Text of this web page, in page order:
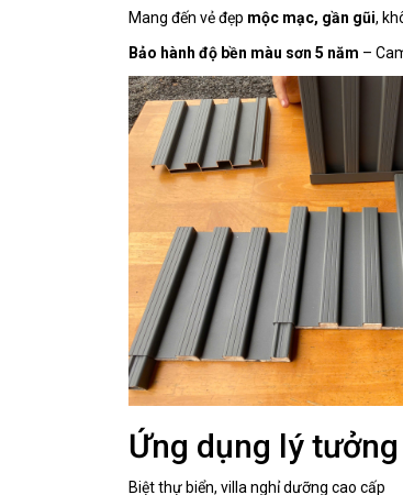
Mang đến vẻ đẹp mộc mạc, gần gũi,
Bảo hành độ bền màu sơn 5 năm –
Ứng dụng lý
Biệt thự biển, villa nghỉ dưỡng cao cấp